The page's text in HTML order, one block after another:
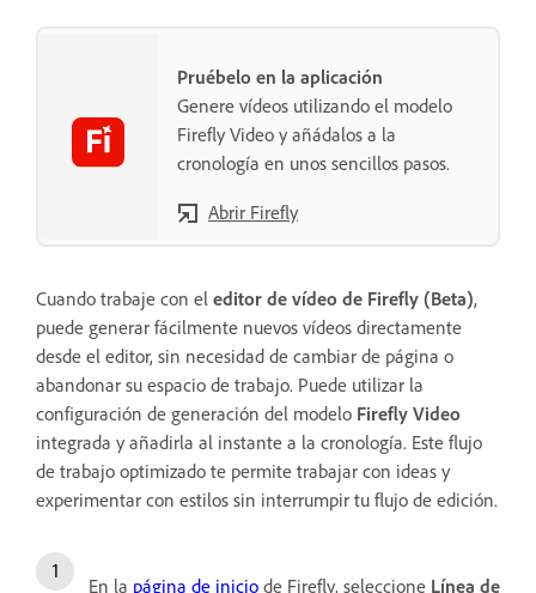
Pruébelo en la aplicación
Genere vídeos utilizando el modelo
Firefly Video y añádalos a la
cronología en unos sencillos pasos.
Abrir Firefly
Cuando trabaje con el editor de vídeo de Firefly (Beta),
puede generar fácilmente nuevos vídeos directamente
desde el editor, sin necesidad de cambiar de página o
abandonar su espacio de trabajo. Puede utilizar la
configuración de generación del modelo Firefly Video
integrada y añadirla al instante a la cronología. Este flujo
de trabajo optimizado te permite trabajar con ideas y
experimentar con estilos sin interrumpir tu flujo de edición.
En la página de inicio de Firefly, seleccione Línea de